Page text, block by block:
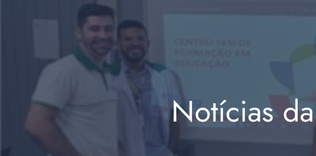
Notícias